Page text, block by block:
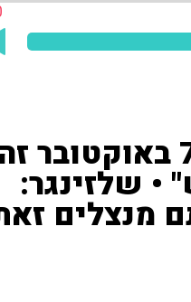
סרי תקף את רה"מ נתניהו: "ה-7
• שלזינגר:
מנצלים